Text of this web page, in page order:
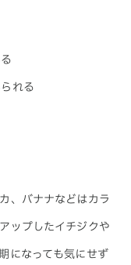
れる
、バナナなどはカラ
ップしたイチジクや
になっても気にせず